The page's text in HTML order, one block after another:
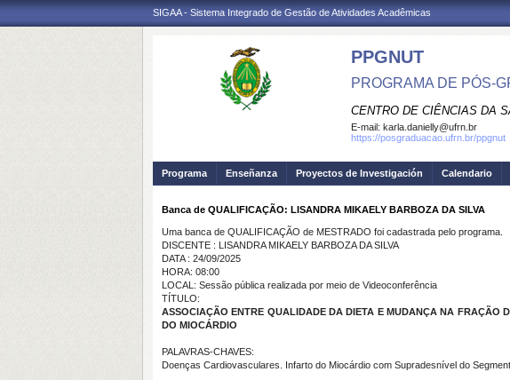
SIGAA - Sistema Integrado de Gestão de Atividades Acadêmicas
PPGNUT
PROGRAMA DE PÓS-
CENTRO DE CIÊNCIAS DA
E-mail: karla.danielly@ufrn.br
https://posgraduacao.ufrn.br/ppgnut
Programa Enseñanza Proyectos de Investigación Calendario
Banca de QUALIFICAÇÃO: LISANDRA MIKAELY BARBOZA DA SILVA
Uma banca de QUALIFICAÇÃO de MESTRADO foi cadastrada pelo programa.
DISCENTE : LISANDRA MIKAELY BARBOZA DA SILVA
DATA : 24/09/2025
HORA: 08:00
LOCAL: Sessão pública realizada por meio de Videoconferência
TÍTULO:
ASSOCIAÇÃO ENTRE QUALIDADE DA DIETA E MUDANÇA NA FRAÇÃO
DO MIOCÁRDIO
PALAVRAS-CHAVES:
Doenças Cardiovasculares. Infarto do Miocárdio com Supradesnível do